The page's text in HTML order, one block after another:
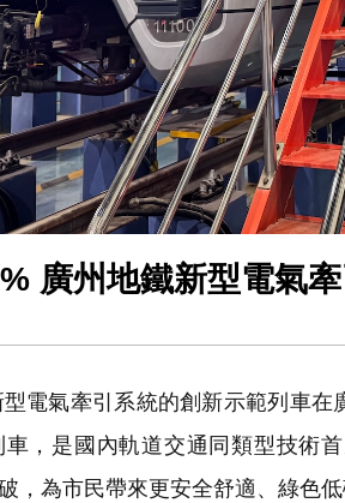
綜合節能率超25% 廣州地鐵
電氣牽引系統的創新示範列車在
，是國內軌道交通同類型技術
，為市民帶來更安全舒適、綠色低